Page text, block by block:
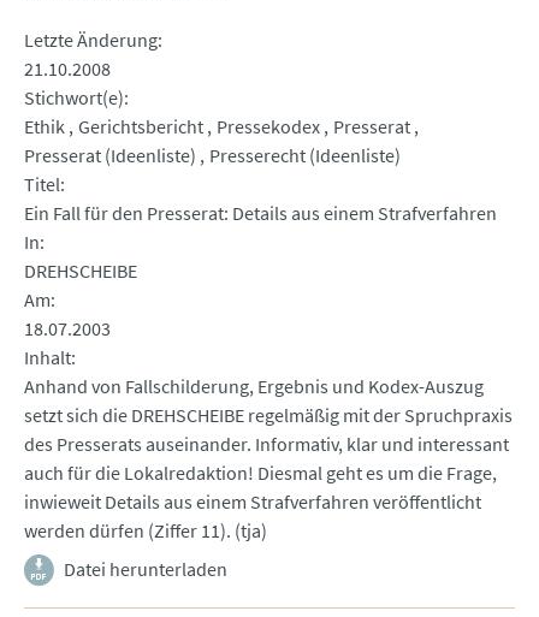
Letzte Änderung
21.10.2008
Stichwort(e)
Ethik Gerichtsbericht Pressekodex Presserat
Presserat (Ideenliste)
Presserecht (Ideenliste)
Titel
Ein Fall für den Presserat: Details aus einem Strafverfahren
In
DREHSCHEIBE
Am
18.07.2003
Inhalt
Anhand von Fallschilderung, Ergebnis und Kodex-Auszug
setzt sich die DREHSCHEIBE regelmäßig mit der Spruchpraxis
des Presserats auseinander. Informativ, klar und interessant
auch für die Lokalredaktion! Diesmal geht es um die Frage,
inwieweit Details aus einem Strafverfahren veröffentlicht
werden dürfen (Ziffer 11). (tja)
Datei herunterladen